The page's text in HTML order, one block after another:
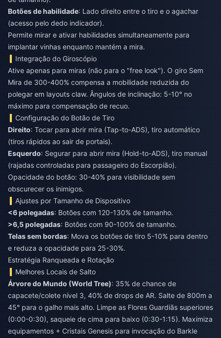
Botões de habilidade: Lado direito entre o tiro e o agachar
(acesso pelo dedo indicador).
Permite mirar e ativar habilidades simultaneamente para
implantar vinhas enquanto mantém a mira.
Integração do Giroscópio
Ative apenas para miras (não para o "free look"). O giro Sem
Mira de 300-400% compensa a mobilidade reduzida do
polegar em layouts claw. Ângulos de inclinação: 5-10° no
máximo para compensação de recuo.
Configuração do Botão de Tiro
Direito: Tocar para abrir mira (Tap-to-ADS), tiro automático
(tiros rápidos ao sair de portais).
Esquerdo: Segurar para abrir mira (Hold-to-ADS), tiro manual
(rajadas controladas para passageiro do Escorpião).
Opacidade do botão: 30-40% para visibilidade sem
obscurecer os inimigos.
Ajustes por Tamanho de Dispositivo
<6 polegadas: Botões com 120-130% de tamanho.
>6,5 polegadas: Botões com 90-100% de tamanho.
Telas sem bordas: Mova os botões de tiro 5-10% para dentro
e reduza a opacidade para 25-30%.
Estratégia Ranqueada e Rotação
Melhores Locais de Salto
Árvore do Mundo (World Tree): 35% de chance de
capacete/colete nível 3, 40% de drops de AR. Salte de 800m a
45° para o galho mais alto. Limpe as Flores Guardiãs superiores
(0:00-0:30), saqueie de cima para baixo (0:30-1:15). Maximiza
equipamentos + Cristais Genesis para invocação do Barkle